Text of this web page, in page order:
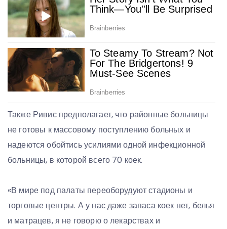
Также Ривис предполагает, что районные больницы
не готовы к массовому поступлению больных и
надеются обойтись усилиями одной инфекционной
больницы, в которой всего 70 коек.
«В мире под палаты переоборудуют стадионы и
торговые центры. А у нас даже запаса коек нет, белья
и матрацев, я не говорю о лекарствах и